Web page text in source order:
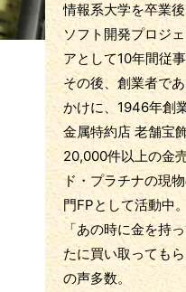
情報系大学を卒業
ソフト開発プロジ
アとして10年間従事
その後、創業者で
かけに、1946年創
金属特約店 老舗宝
20,000件以上の金
ド・プラチナの現
門FPとして活動中。
「あの時に金を持
たに買い取っても
の声多数。